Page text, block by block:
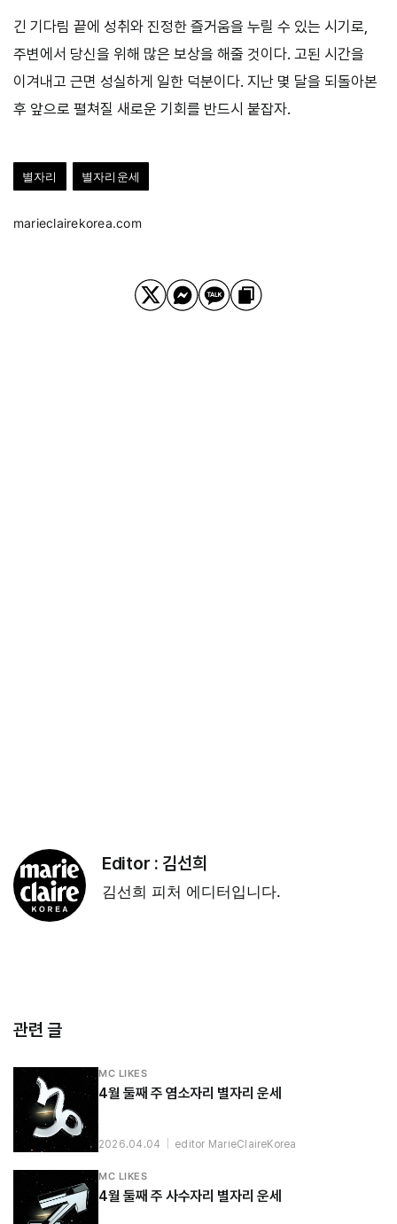
긴 기다림 끝에 성취와 진정한 즐거움을 누릴 수 있는 시기로,
주변에서 당신을 위해 많은 보상을 해줄 것이다. 고된 시간을
이겨내고 근면 성실하게 일한 덕분이다. 지난 몇 달을 되돌아본
후 앞으로 펼쳐질 새로운 기회를 반드시 붙잡자.
별자리 별자리운세
marieclairekorea.com
Editor : 김선희
김선희 피처 에디터입니다.
관련 글
MC LIKES
4월 둘째 주 염소자리 별자리 운세
2026.04.04 editor MarieClaireKorea
MC LIKES
4월 둘째 주 사수자리 별자리 운세